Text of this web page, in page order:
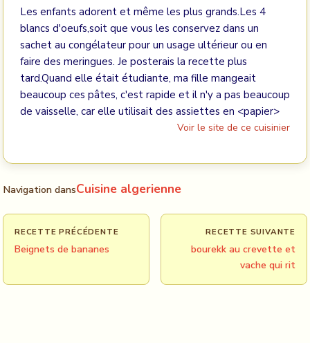
Les enfants adorent et même les plus grands.Les 4
blancs d'oeufs,soit que vous les conservez dans un
sachet au congélateur pour un usage ultérieur ou en
faire des meringues. Je posterais la recette plus
tard.Quand elle était étudiante, ma fille mangeait
beaucoup ces pâtes, c'est rapide et il n'y a pas beaucoup
de vaisselle, car elle utilisait des assiettes en <papier>
Voir le site de ce cuisinier
Navigation dansCuisine algerienne
RECETTE PRÉCÉDENTE
Beignets de bananes
RECETTE SUIVANTE
bourekk au crevette et
vache qui rit